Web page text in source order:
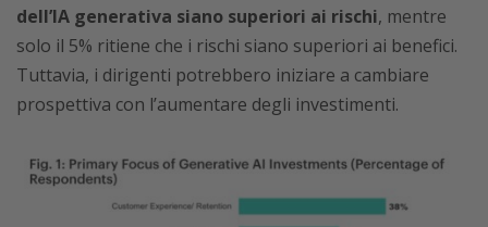
dell’IA generativa siano superiori ai rischi, mentre
solo il 5% ritiene che i rischi siano superiori ai benefici.
Tuttavia, i dirigenti potrebbero iniziare a cambiare
prospettiva con l’aumentare degli investimenti.